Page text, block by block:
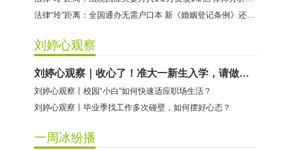
刘婷心观察
刘婷心观察｜收心了！准大一新生入学，请做好这些准备
刘婷心观察丨校园“小白”如何快速适应职场生活？
刘婷心观察丨毕业季找工作多次碰壁，如何摆好心态？
一周冰纷播